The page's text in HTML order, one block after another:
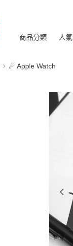
商品分類 人
☄ Apple Watch